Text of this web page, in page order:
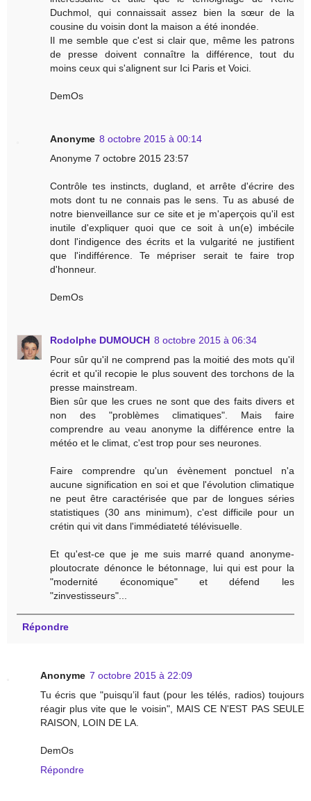
Duchmol, qui connaissait assez bien la sœur de la
cousine du voisin dont la maison a été inondée.
Il me semble que c'est si clair que, même les patrons
de presse doivent connaître la différence, tout du
moins ceux qui s'alignent sur Ici Paris et Voici.
DemOs
Anonyme 8 octobre 2015 à 00:14
Anonyme 7 octobre 2015 23:57
Contrôle tes instincts, dugland, et arrête d'écrire des
mots dont tu ne connais pas le sens. Tu as abusé de
notre bienveillance sur ce site et je m'aperçois qu'il est
inutile d'expliquer quoi que ce soit à un(e) imbécile
dont l'indigence des écrits et la vulgarité ne justifient
que l'indifférence. Te mépriser serait te faire trop
d'honneur.
DemOs
Rodolphe DUMOUCH 8 octobre 2015 à 06:34
Pour sûr qu'il ne comprend pas la moitié des mots qu'il
écrit et qu'il recopie le plus souvent des torchons de la
presse mainstream.
Bien sûr que les crues ne sont que des faits divers et
non des "problèmes climatiques". Mais faire
comprendre au veau anonyme la différence entre la
météo et le climat, c'est trop pour ses neurones.
Faire comprendre qu'un évènement ponctuel n'a
aucune signification en soi et que l'évolution climatique
ne peut être caractérisée que par de longues séries
statistiques (30 ans minimum), c'est difficile pour un
crétin qui vit dans l'immédiateté télévisuelle.
Et qu'est-ce que je me suis marré quand anonyme-
ploutocrate dénonce le bétonnage, lui qui est pour la
"modernité économique" et défend les
"zinvestisseurs"...
Répondre
Anonyme 7 octobre 2015 à 22:09
Tu écris que "puisqu’il faut (pour les télés, radios) toujours
réagir plus vite que le voisin", MAIS CE N'EST PAS SEULE
RAISON, LOIN DE LA.
DemOs
Répondre